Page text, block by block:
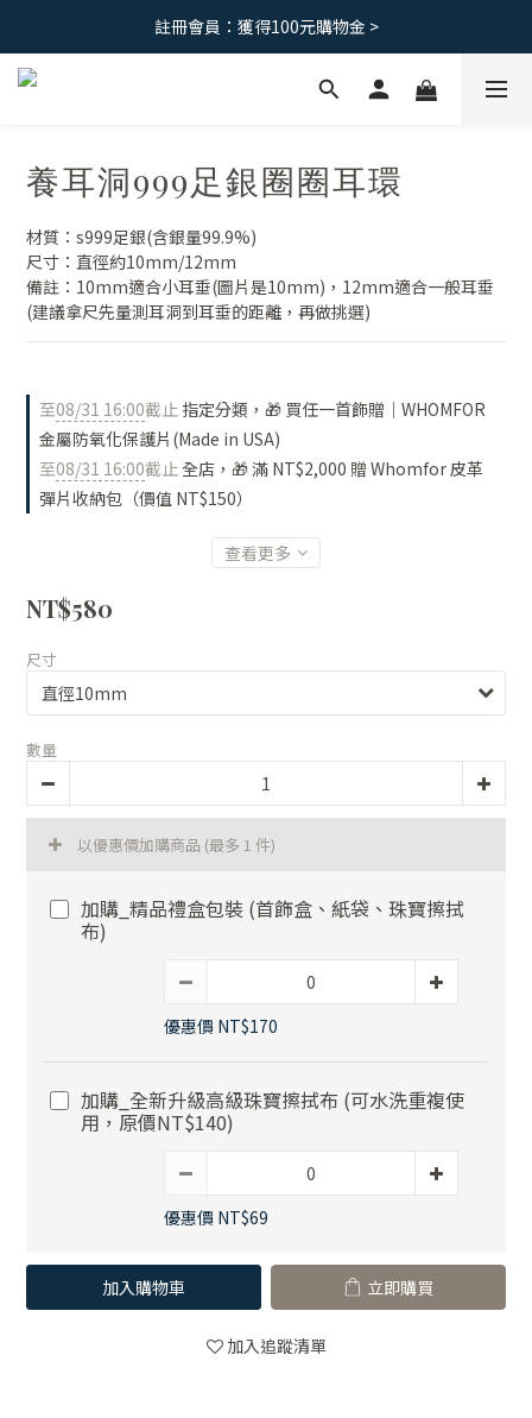
免運優惠｜台灣滿 1500 ，港澳滿2500
註冊會員：獲得100元購物金 >
養耳洞999足銀圈圈耳環
材質：s999足銀(含銀量99.9%)
尺寸：直徑約10mm/12mm
備註：10mm適合小耳垂(圖片是10mm)，12mm適合一般耳垂
(建議拿尺先量測耳洞到耳垂的距離，再做挑選)
至08/31 16:00截止 指定分類，🎁 買任一首飾贈｜WHOMFOR
金屬防氧化保護片(Made in USA)
至08/31 16:00截止全店，🎁 滿 NT$2,000 贈 Whomfor 皮革
彈片收納包（價值 NT$150）
查看更多
NT$580
尺寸
數量
以優惠價加購商品 (最多 1 件)
加購_精品禮盒包裝 (首飾盒、紙袋、珠寶擦拭
布)
優惠價 NT$170
加購_全新升級高級珠寶擦拭布 (可水洗重複使
用，原價NT$140)
優惠價 NT$69
加入購物車 立即購買
加入追蹤清單